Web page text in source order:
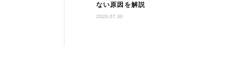
ない原因を解説
2026.07.30